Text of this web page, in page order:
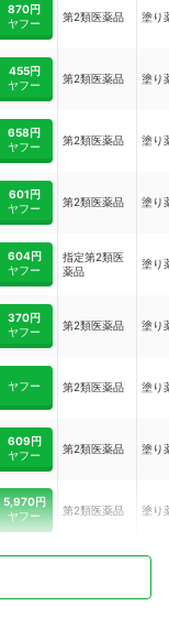
870円
ヤフー
第2類医薬品 塗り
455円
ヤフー
第2類医薬品 塗り
658円
ヤフー
第2類医薬品 塗り
601円
ヤフー
第2類医薬品 塗り
604円
ヤフー
指定第2類医
薬品
塗り
370円
ヤフー
第2類医薬品 塗り
ヤフー 第2類医薬品 塗り
609円
ヤフー
第2類医薬品 塗り
5,970円
ヤフー
第2類医薬品 塗り